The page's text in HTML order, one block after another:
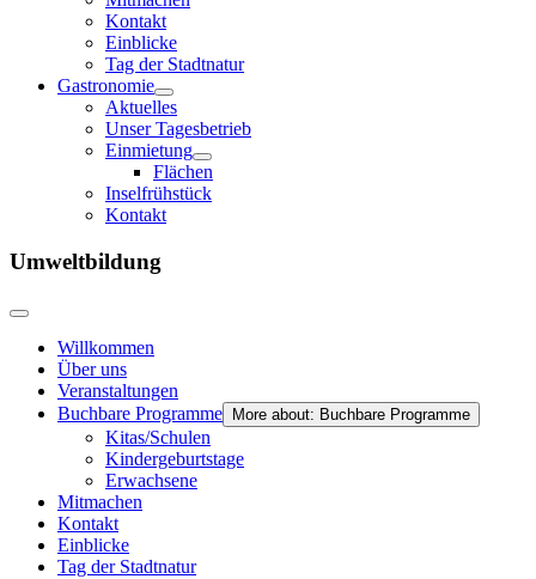
Kontakt
Einblicke
Tag der Stadtnatur
Gastronomie
Aktuelles
Unser Tagesbetrieb
Einmietung
Flächen
Inselfrühstück
Kontakt
Umweltbildung
Willkommen
Über uns
Veranstaltungen
Buchbare Programme
More about: Buchbare Programme
Kitas/Schulen
Kindergeburtstage
Erwachsene
Mitmachen
Kontakt
Einblicke
Tag der Stadtnatur